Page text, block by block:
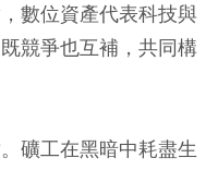
數位資產代表科技與
競爭也互補，共同構
礦工在黑暗中耗盡生